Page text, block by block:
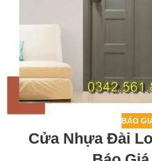
BÁO
Cửa Nhựa Đài